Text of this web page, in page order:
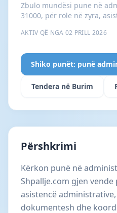
Zbulo mundësi pune në
31000, për role në zyra,
AKTIV QË NGA 02 PRILL 2026
Shiko punët: punë
Tendera në Burim
Përshkrimi
Kërkon punë në
Shpallje.com gjen
asistencë
dokumentesh dhe